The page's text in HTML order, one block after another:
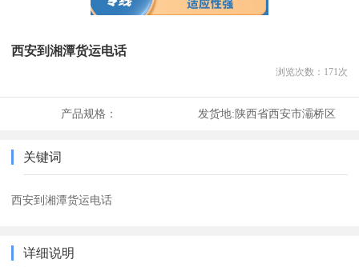
西安到湘潭货运电话
浏览次数： 171次
产品规格： 发货地:陕西省西安市灞桥区
关键词
西安到湘潭货运电话
详细说明